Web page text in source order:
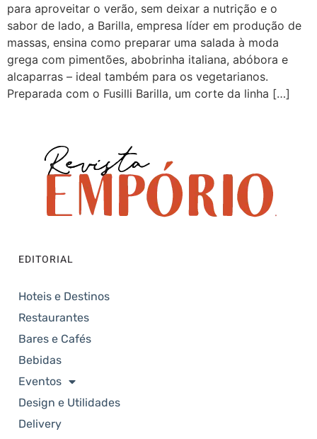
para aproveitar o verão, sem deixar a nutrição e o
sabor de lado, a Barilla, empresa líder em produção de
massas, ensina como preparar uma salada à moda
grega com pimentões, abobrinha italiana, abóbora e
alcaparras – ideal também para os vegetarianos.
Preparada com o Fusilli Barilla, um corte da linha […]
EDITORIAL
Hoteis e Destinos
Restaurantes
Bares e Cafés
Bebidas
Eventos
Design e Utilidades
Delivery